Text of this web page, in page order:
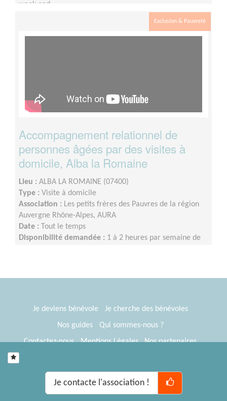
week-end.
Exclusion & Pauvreté
Accompagnement relationnel de
personnes âgées par des visites à
domicile, Alba la Romaine
Lieu : ALBA LA ROMAINE (07400)
Type : Visite à domicile
Association : Les petits frères des Pauvres de la région
Auvergne Rhône-Alpes, AURA
Date : Tout le temps
Disponibilité demandée : 1 à 2 heures par semaine de
Je contacte l'association !
Je deviens bénévole
Je cherche des bénévoles
Nos guides
Qui sommes-nous ?
Contactez-nous
Mentions Légales
Nos partenaires
® Tous Bénévoles 2012-2026
Webkast